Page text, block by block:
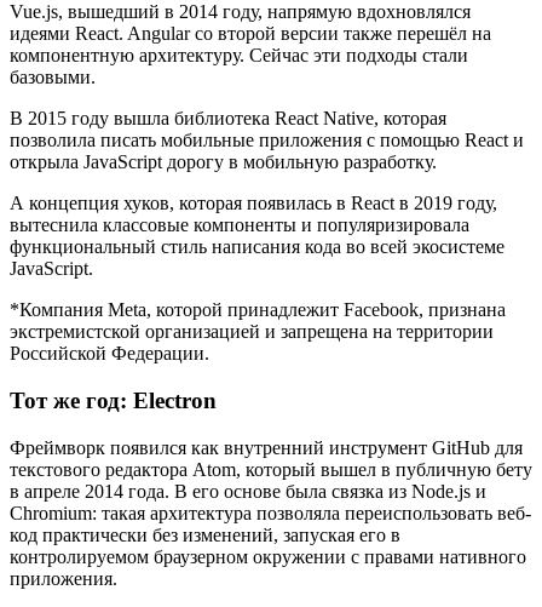
Vue.js, вышедший в 2014 году, напрямую вдохновлялся
идеями React. Angular со второй версии также перешёл на
компонентную архитектуру. Сейчас эти подходы стали
базовыми.
В 2015 году вышла библиотека React Native, которая
позволила писать мобильные приложения с помощью React и
открыла JavaScript дорогу в мобильную разработку.
А концепция хуков, которая появилась в React в 2019 году,
вытеснила классовые компоненты и популяризировала
функциональный стиль написания кода во всей экосистеме
JavaScript.
*Компания Meta, которой принадлежит Facebook, признана
экстремистской организацией и запрещена на территории
Российской Федерации.
Тот же год: Electron
Фреймворк появился как внутренний инструмент GitHub для
текстового редактора Atom, который вышел в публичную бету
в апреле 2014 года. В его основе была связка из Node.js и
Chromium: такая архитектура позволяла переиспользовать веб-
код практически без изменений, запуская его в
контролируемом браузерном окружении с правами нативного
приложения.